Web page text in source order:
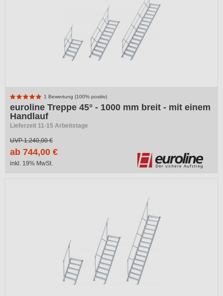
1 Bewertung (100% positiv)
euroline Treppe 45° - 1000 mm breit - mit einem
Handlauf
Lieferzeit 11-15 Arbeitstage
UVP1.240,00 €
ab 744,00 €
inkl. 19% MwSt.